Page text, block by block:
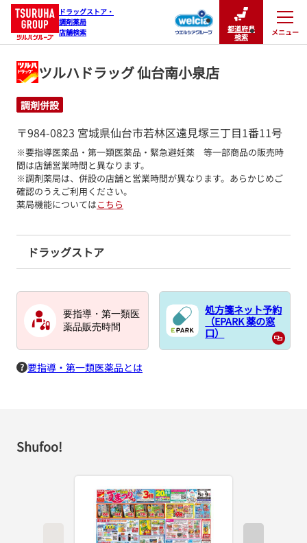
ドラッグストア・
調剤薬局
店舗検索
都道府県
検索
メニュー
閉じる
ツルハドラッグ 仙台南小泉店
調剤併設
〒984-0823 宮城県仙台市若林区遠見塚三丁目1番11号
※要指導医薬品・第一類医薬品・緊急避妊薬　等一部商品の販売時
間は店舗営業時間と異なります。
※調剤薬局は、併設の店舗と営業時間が異なります。あらかじめご
確認のうえご利用ください。
薬局機能についてはこちら
ドラッグストア
要指導・第一類医
薬品販売時間
処方箋ネット予約
（EPARK 薬の窓
口）
要指導・第一類医薬品とは
Shufoo!